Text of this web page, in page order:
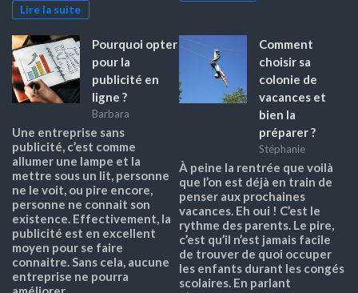
Lire la suite
Pourquoi opter
pour la
publicité en
ligne ?
Barbara
Une entreprise sans
publicité, c’est comme
allumer une lampe et la
mettre sous un lit, personne
ne le voit, ou pire encore,
personne ne connait son
existence. Effectivement, la
publicité est en excellent
moyen pour se faire
connaitre. Sans cela, aucune
entreprise ne pourra
Comment
choisir sa
colonie de
vacances et
bien la
préparer ?
Stéphanie
À peine la rentrée que voilà
que l’on est déjà en train de
penser aux prochaines
vacances. Eh oui ! C’est le
rythme des parents. Le pire,
c’est qu’il n’est jamais facile
de trouver de quoi occuper
les enfants durant les congés
scolaires. En parlant